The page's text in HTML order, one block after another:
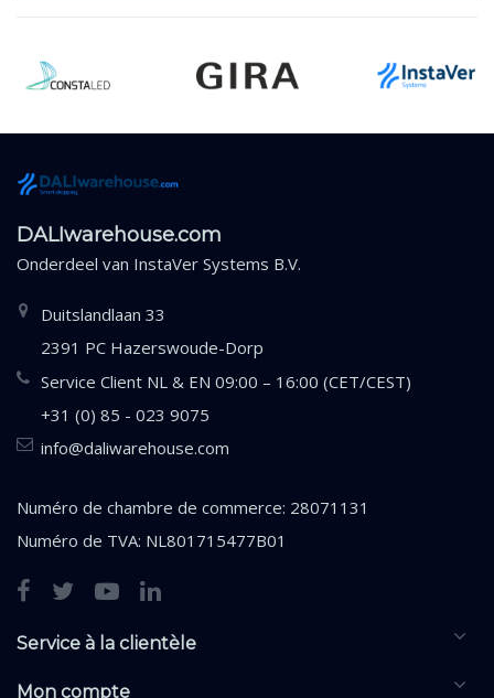
DALIwarehouse.com
Onderdeel van InstaVer Systems B.V.
Duitslandlaan 33
2391 PC Hazerswoude-Dorp
Service Client NL & EN 09:00 – 16:00 (CET/CEST)
+31 (0) 85 - 023 9075
info@daliwarehouse.com
Numéro de chambre de commerce: 28071131
Numéro de TVA: NL801715477B01
Service à la clientèle
Mon compte